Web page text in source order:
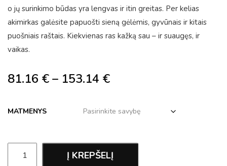
o jų surinkimo būdas yra lengvas ir itin greitas. Per kelias
akimirkas galėsite papuošti sieną gėlėmis, gyvūnais ir kitais
puošniais raštais. Kiekvienas ras kažką sau – ir suaugęs, ir
vaikas.
81.16 €– 153.14 €
MATMENYS
Į KREPŠELĮ